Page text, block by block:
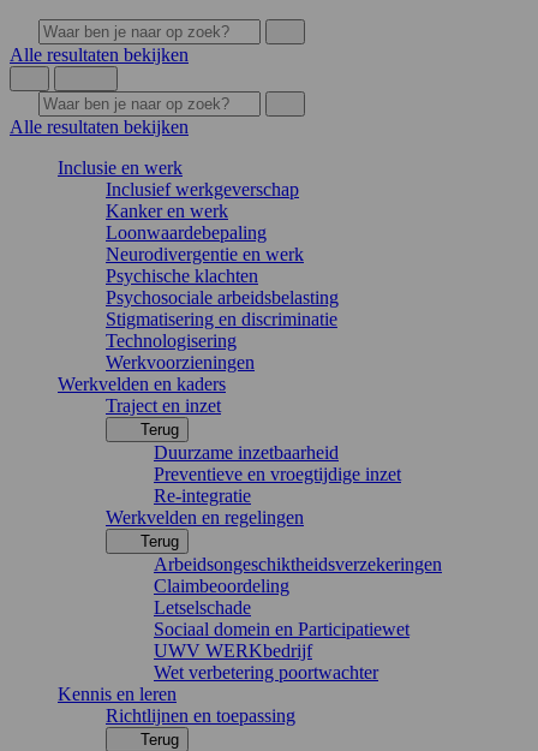
Alle resultaten bekijken
Alle resultaten bekijken
Inclusie en werk
Inclusief werkgeverschap
Kanker en werk
Loonwaardebepaling
Neurodivergentie en werk
Psychische klachten
Psychosociale arbeidsbelasting
Stigmatisering en discriminatie
Technologisering
Werkvoorzieningen
Werkvelden en kaders
Traject en inzet
Terug
Duurzame inzetbaarheid
Preventieve en vroegtijdige inzet
Re-integratie
Werkvelden en regelingen
Terug
Arbeidsongeschiktheidsverzekeringen
Claimbeoordeling
Letselschade
Sociaal domein en Participatiewet
UWV WERKbedrijf
Wet verbetering poortwachter
Kennis en leren
Richtlijnen en toepassing
Terug